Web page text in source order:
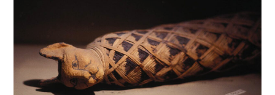
antiguos
faraones
egipcios
bajo
el
agua